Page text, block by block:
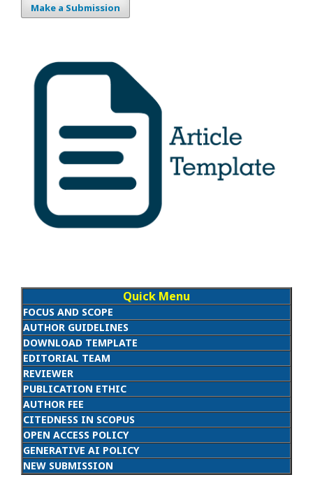
Make a Submission
Quick Menu
FOCUS AND SCOPE
AUTHOR GUIDELINES
DOWNLOAD TEMPLATE
EDITORIAL TEAM
REVIEWER
PUBLICATION ETHIC
AUTHOR FEE
CITEDNESS IN SCOPUS
OPEN ACCESS POLICY
GENERATIVE AI POLICY
NEW SUBMISSION